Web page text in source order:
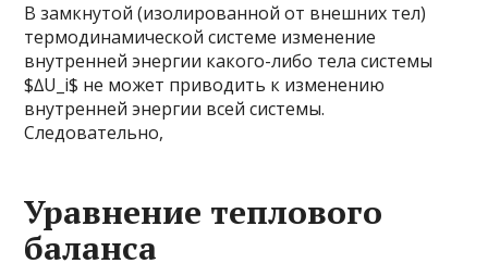
В замкнутой (изолированной от внешних тел)
термодинамической системе изменение
внутренней энергии какого-либо тела системы
$∆U_i$ не может приводить к изменению
внутренней энергии всей системы.
Следовательно,
Уравнение теплового
баланса